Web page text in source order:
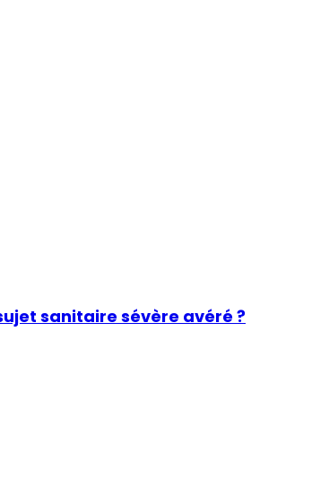
sanitaire sévère avéré ?